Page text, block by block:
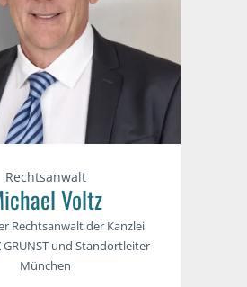
Rechtsanwalt
Voltz
Rechtsanwalt der Kanzlei
GRUNST und Standortleiter
München